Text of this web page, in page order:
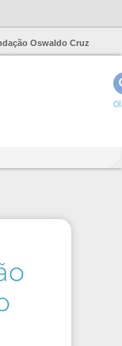
Oswaldo Cruz